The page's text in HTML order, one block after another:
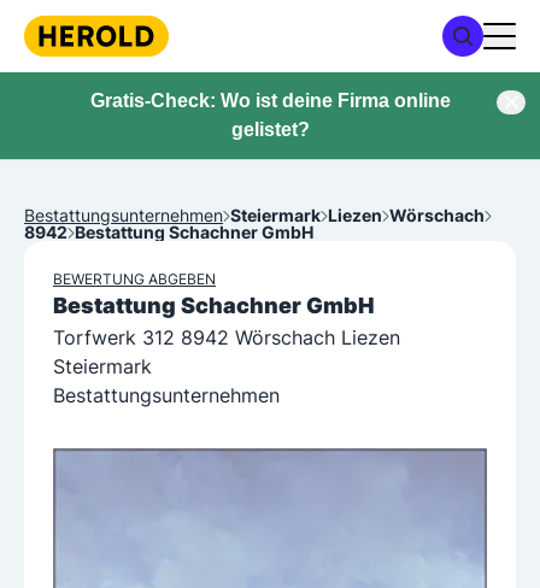
Gratis-Check: Wo ist deine Firma online
gelistet?
Bestattungsunternehmen Steiermark Liezen Wörschach
8942 Bestattung Schachner GmbH
BEWERTUNG ABGEBEN
Bestattung Schachner GmbH
Torfwerk 312 8942 Wörschach Liezen
Steiermark
Bestattungsunternehmen